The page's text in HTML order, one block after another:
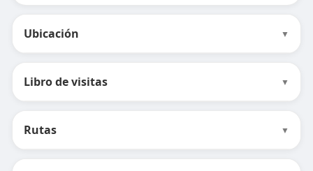
Ubicación ▼
Libro de visitas ▼
Rutas ▼